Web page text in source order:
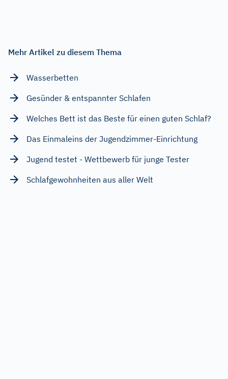
Mehr Artikel zu diesem Thema
Wasserbetten
Gesünder & entspannter Schlafen
Welches Bett ist das Beste für einen guten Schlaf?
Das Einmaleins der Jugendzimmer-Einrichtung
Jugend testet - Wettbewerb für junge Tester
Schlafgewohnheiten aus aller Welt